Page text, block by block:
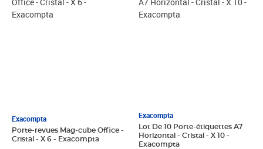
Exacompta
Porte-revues Mag-cube Office -
Cristal - X 6 - Exacompta
Exacompta
Lot De 10 Porte-étiquettes A7
Horizontal - Cristal - X 10 -
Exacompta